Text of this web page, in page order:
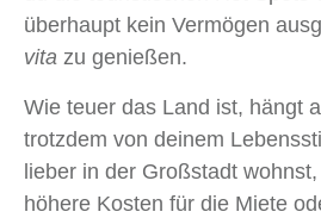
überhaupt kein Vermögen
vita zu genießen.
Wie teuer das Land ist, hängt
trotzdem von deinem
lieber in der Großstadt
höhere Kosten für die Miete